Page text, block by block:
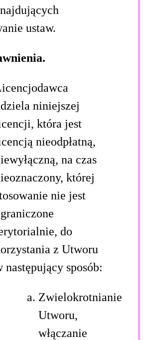
ustaw.
niniejszej
która jest
nieodpłatną,
na czas
której
nie jest
do
z Utworu
następujący sposób:
Zwielokrotnianie
Utworu,
włączanie